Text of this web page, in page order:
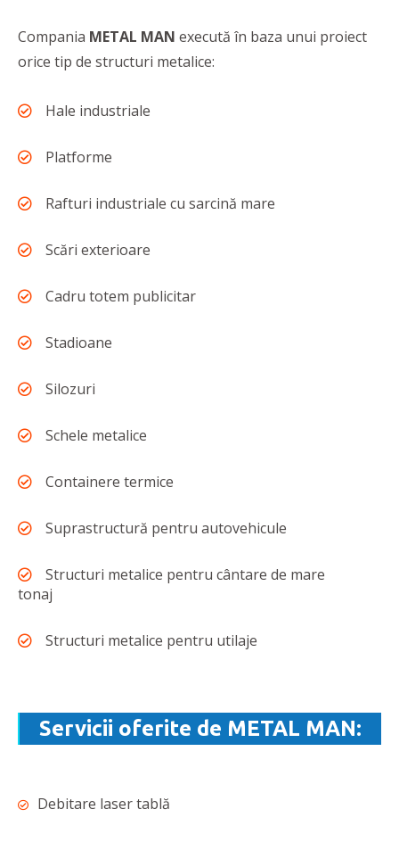
Compania METAL MAN execută în baza unui proiect
orice tip de structuri metalice:
Hale industriale
Platforme
Rafturi industriale cu sarcină mare
Scări exterioare
Cadru totem publicitar
Stadioane
Silozuri
Schele metalice
Containere termice
Suprastructură pentru autovehicule
Structuri metalice pentru cântare de mare
tonaj
Structuri metalice pentru utilaje
Servicii oferite de METAL MAN:
Debitare laser tablă